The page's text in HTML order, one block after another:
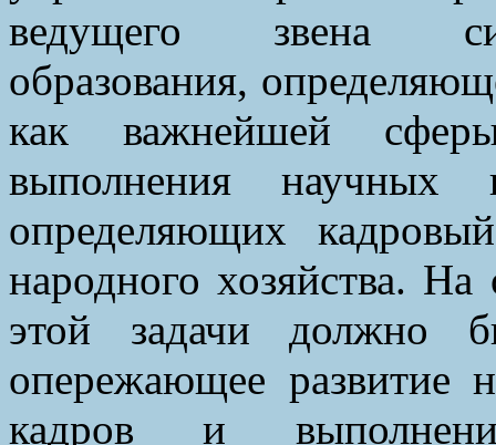
ведущего звена
образования,
как важнейшей сферы
выполнения научных
определяющих
народного хозяйства.
этой задачи должно
опережающее развитие
кадров и